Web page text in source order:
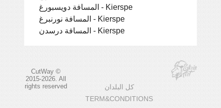
المسافة دويسبورغ - Kierspe
المسافة نورنبرغ - Kierspe
المسافة درسدن - Kierspe
CutWay ©
2015-2026. All
rights reserved
كل البلدان
TERM&CONDITIONS